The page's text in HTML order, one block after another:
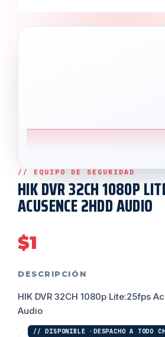
HIK DVR 32CH 1080P
ACUSENCE 2HDD AUDIO
$1
DESCRIPCIÓN
HIK DVR 32CH 1080p Lite:25fps
Audio